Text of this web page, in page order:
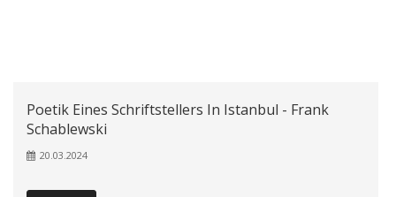
Poetik Eines Schriftstellers In Istanbul - Frank
Schablewski
20.03.2024